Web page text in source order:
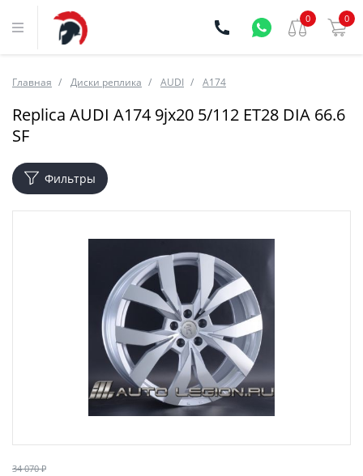
0 0
Главная Диски реплика AUDI A174
Replica AUDI A174 9jx20 5/112 ET28 DIA 66.6
SF
Фильтры
34 070 ₽